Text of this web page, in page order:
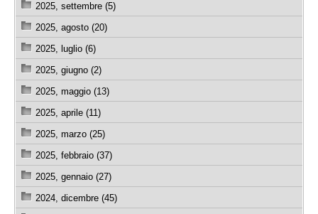
2025, settembre (5)
2025, agosto (20)
2025, luglio (6)
2025, giugno (2)
2025, maggio (13)
2025, aprile (11)
2025, marzo (25)
2025, febbraio (37)
2025, gennaio (27)
2024, dicembre (45)